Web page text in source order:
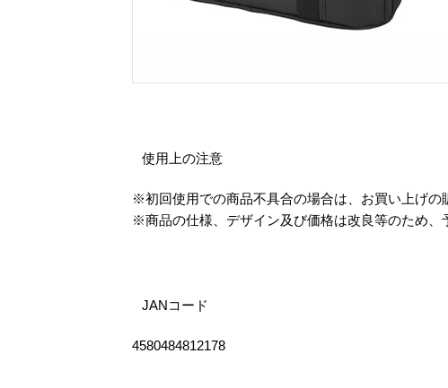
使用上の注意
※初回使用での商品不具合の場合は、お買い上げの
※商品の仕様、デザイン及び価格は改良等のため、
JANコード
4580484812178